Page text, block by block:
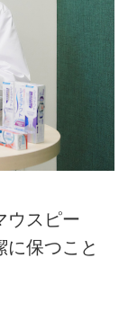
ウスピー
に保つこと